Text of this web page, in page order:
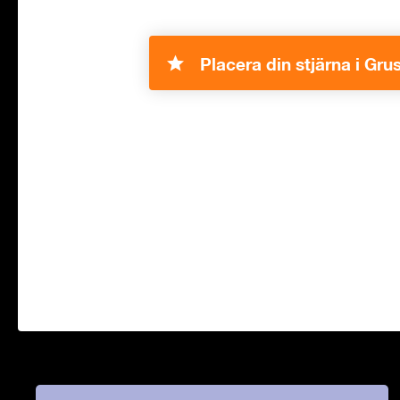
Placera din stjärna i